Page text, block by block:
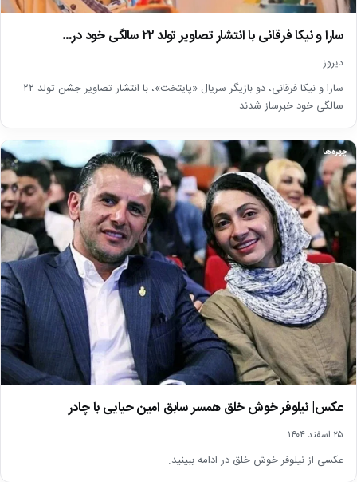
سارا و نیکا فرقانی با انتشار تصاویر تولد ۲۲ سالگی خود در…
دیروز
سارا و نیکا فرقانی، دو بازیگر سریال «پایتخت»، با انتشار تصاویر جشن تولد ۲۲
سالگی خود خبرساز شدند.…
چهره‌ها
عکس| نیلوفر خوش خلق همسر سابق امین حیایی با چادر
۲۵ اسفند ۱۴۰۴
عکسی از نیلوفر خوش خلق در ادامه ببینید.